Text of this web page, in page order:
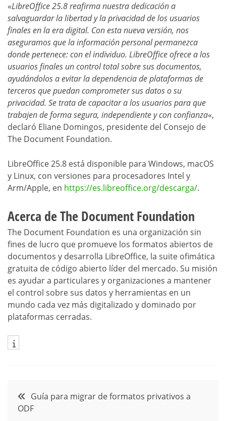
«LibreOffice 25.8 reafirma nuestra dedicación a
salvaguardar la libertad y la privacidad de los usuarios
finales en la era digital. Con esta nueva versión, nos
aseguramos que la información personal permanezca
donde pertenece: con el individuo. LibreOffice ofrece a los
usuarios finales un control total sobre sus documentos,
ayudándolos a evitar la dependencia de plataformas de
terceros que puedan comprometer sus datos o su
privacidad. Se trata de capacitar a los usuarios para que
trabajen de forma segura, independiente y con confianza«,
declaró Eliane Domingos, presidente del Consejo de
The Document Foundation.
LibreOffice 25.8 está disponible para Windows, macOS
y Linux, con versiones para procesadores Intel y
Arm/Apple, en https://es.libreoffice.org/descarga/.
Acerca de The Document Foundation
The Document Foundation es una organización sin
fines de lucro que promueve los formatos abiertos de
documentos y desarrolla LibreOffice, la suite ofimática
gratuita de código abierto líder del mercado. Su misión
es ayudar a particulares y organizaciones a mantener
el control sobre sus datos y herramientas en un
mundo cada vez más digitalizado y dominado por
plataformas cerradas.
Navegación
de
Guía para migrar de formatos privativos a
ODF